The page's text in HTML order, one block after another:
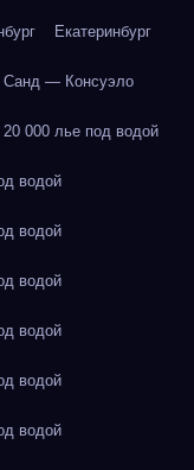
Екатеринбург
— Консуэло
000 лье под водой
водой
водой
водой
водой
водой
водой